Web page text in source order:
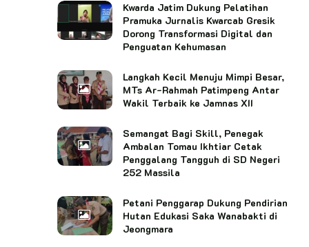
Kwarda Jatim Dukung Pelatihan
Pramuka Jurnalis Kwarcab Gresik
Dorong Transformasi Digital dan
Penguatan Kehumasan
Langkah Kecil Menuju Mimpi Besar,
MTs Ar-Rahmah Patimpeng Antar
Wakil Terbaik ke Jamnas XII
Semangat Bagi Skill, Penegak
Ambalan Tomau Ikhtiar Cetak
Penggalang Tangguh di SD Negeri
252 Massila
Petani Penggarap Dukung Pendirian
Hutan Edukasi Saka Wanabakti di
Jeongmara